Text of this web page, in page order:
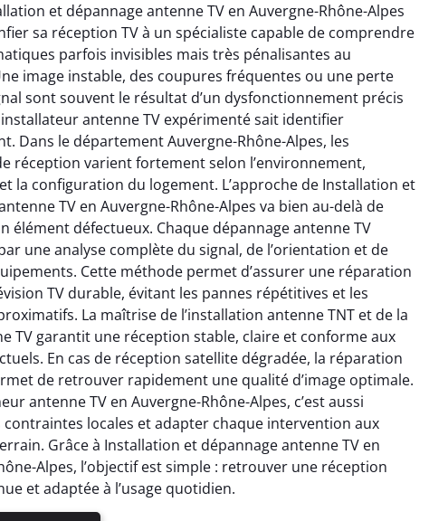
et dépannage antenne TV en Auvergne-Rhône-Alpes
sa réception TV à un spécialiste capable de comprendre
parfois invisibles mais très pénalisantes au
image instable, des coupures fréquentes ou une perte
sont souvent le résultat d’un dysfonctionnement précis
antenne TV expérimenté sait identifier
Dans le département Auvergne-Rhône-Alpes, les
réception varient fortement selon l’environnement,
la configuration du logement. L’approche de Installation et
TV en Auvergne-Rhône-Alpes va bien au-delà de
élément défectueux. Chaque dépannage antenne TV
une analyse complète du signal, de l’orientation et de
Cette méthode permet d’assurer une réparation
TV durable, évitant les pannes répétitives et les
La maîtrise de l’installation antenne TNT et de la
TV garantit une réception stable, claire et conforme aux
En cas de réception satellite dégradée, la réparation
de retrouver rapidement une qualité d’image optimale.
antenne TV en Auvergne-Rhône-Alpes, c’est aussi
locales et adapter chaque intervention aux
Grâce à Installation et dépannage antenne TV en
Alpes, l’objectif est simple : retrouver une réception
et adaptée à l’usage quotidien.